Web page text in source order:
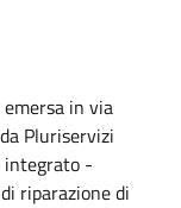
emersa in via
Pluriservizi
integrato -
riparazione di